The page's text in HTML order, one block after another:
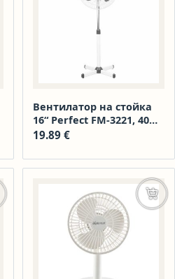
Вентилатор на стойка
16“ Perfect FM-3221, 40W,
бяло-сиво
19.89 €
в количката